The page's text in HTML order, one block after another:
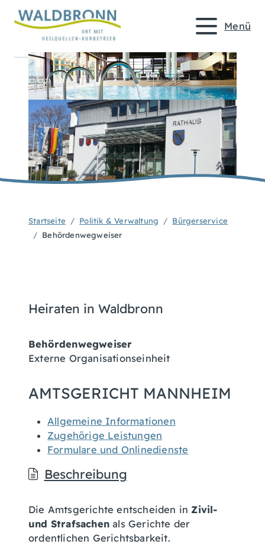
Menü
Startseite Politik & Verwaltung
Bürgerservice
Behördenwegweiser
Heiraten in Waldbronn
Behördenwegweiser
Externe Organisationseinheit
AMTSGERICHT MANNHEIM
Allgemeine Informationen
Zugehörige Leistungen
Formulare und Onlinedienste
Beschreibung
Die Amtsgerichte entscheiden in Zivil-
und Strafsachen als Gerichte der
ordentlichen Gerichtsbarkeit.